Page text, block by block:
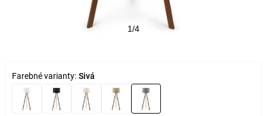
1/4
Farebné varianty: Sivá